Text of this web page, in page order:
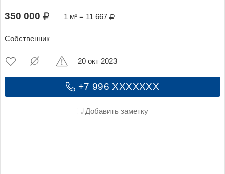
350 000 1 м² = 11 667
Собственник
+7 996 XXXXXXX
Добавить заметку
20 окт 2023